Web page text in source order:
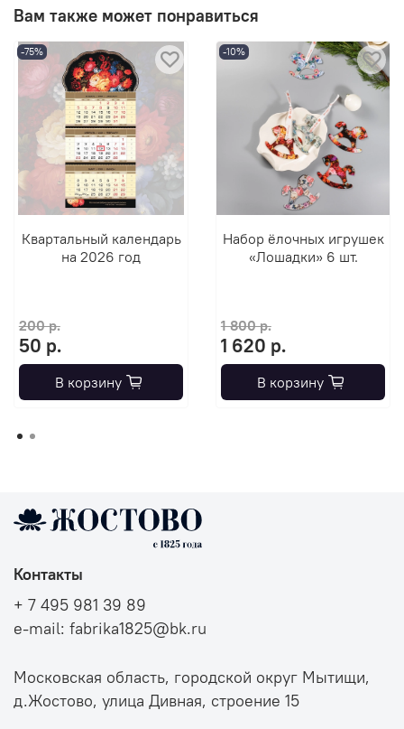
Вам также может понравиться
-75%
Квартальный календарь
на 2026 год
200 р.
50 р.
В корзину
-10%
Набор ёлочных игрушек
«Лошадки» 6 шт.
1 800 р.
1 620 р.
В корзину
Контакты
+ 7 495 981 39 89
e-mail: fabrika1825@bk.ru
Московская область, городской округ Мытищи,
д.Жостово, улица Дивная, строение 15